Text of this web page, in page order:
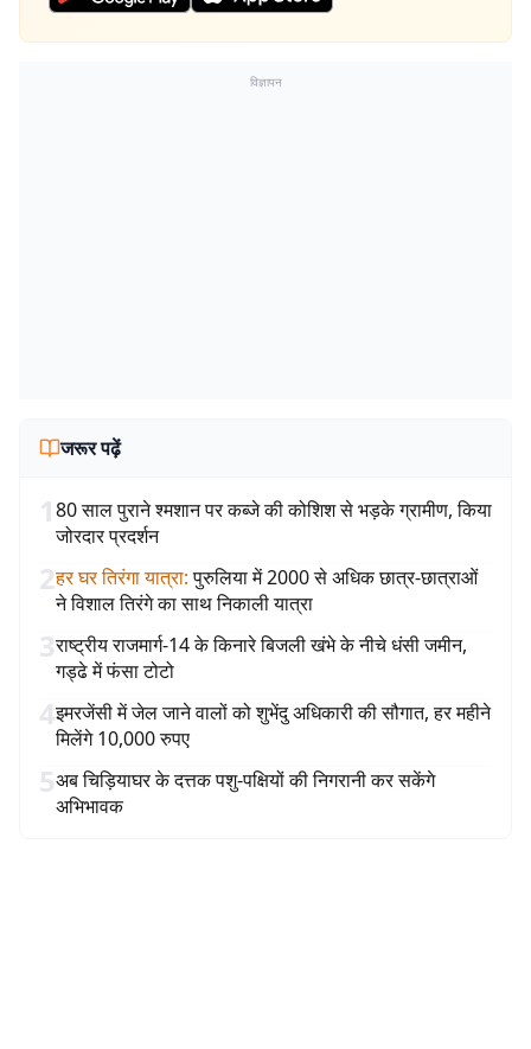
विज्ञापन
जरूर पढ़ें
180 साल पुराने श्मशान पर कब्जे की कोशिश से भड़के ग्रामीण, किया
जोरदार प्रदर्शन
2हर घर तिरंगा यात्रा: पुरुलिया में 2000 से अधिक छात्र-छात्राओं
ने विशाल तिरंगे का साथ निकाली यात्रा
3राष्ट्रीय राजमार्ग-14 के किनारे बिजली खंभे के नीचे धंसी जमीन,
गड्ढे में फंसा टोटो
4इमरजेंसी में जेल जाने वालों को शुभेंदु अधिकारी की सौगात, हर महीने
मिलेंगे 10,000 रुपए
5अब चिड़ियाघर के दत्तक पशु-पक्षियों की निगरानी कर सकेंगे
अभिभावक